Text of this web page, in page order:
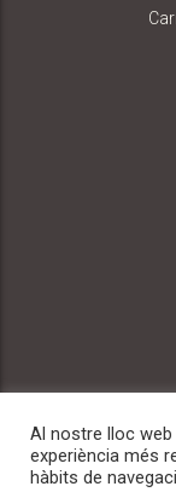
Al nostre lloc
experiència més
hàbits de